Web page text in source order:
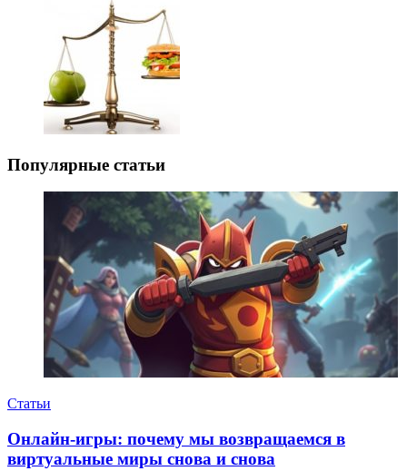
Популярные статьи
Статьи
Онлайн-игры: почему мы возвращаемся в
виртуальные миры снова и снова